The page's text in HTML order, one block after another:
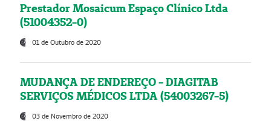
Prestador Mosaicum Espaço Clínico Ltda
(51004352-0)
01 de Outubro de 2020
MUDANÇA DE ENDEREÇO - DIAGITAB
SERVIÇOS MÉDICOS LTDA (54003267-5)
03 de Novembro de 2020